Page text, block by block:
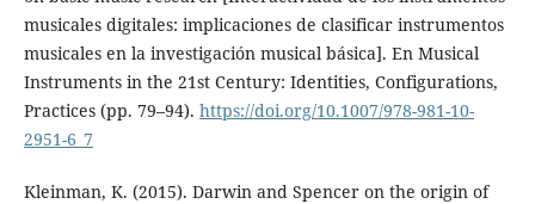
musicales digitales: implicaciones de clasificar instrumentos
musicales en la investigación musical básica]. En Musical
Instruments in the 21st Century: Identities, Configurations,
Practices (pp. 79–94). https://doi.org/10.1007/978-981-10-
2951-6_7
Kleinman, K. (2015). Darwin and Spencer on the origin of